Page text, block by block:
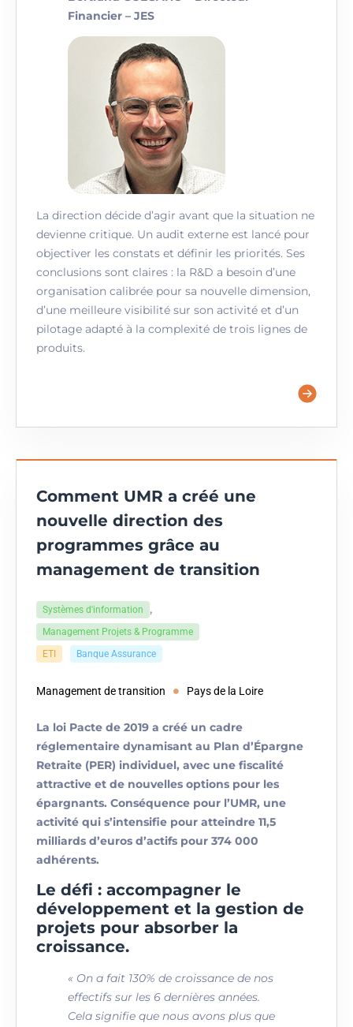
Financier – JES
La direction décide d’agir avant que la situation ne
devienne critique. Un audit externe est lancé pour
objectiver les constats et définir les priorités. Ses
conclusions sont claires : la R&D a besoin d’une
organisation calibrée pour sa nouvelle dimension,
d’une meilleure visibilité sur son activité et d’un
pilotage adapté à la complexité de trois lignes de
produits.
Comment UMR a créé une
nouvelle direction des
programmes grâce au
management de transition
Systèmes d'information ,
Management Projets & Programme
ETI
Banque Assurance
Management de transition Pays de la Loire
La loi Pacte de 2019 a créé un cadre
réglementaire dynamisant au Plan d’Épargne
Retraite (PER) individuel, avec une fiscalité
attractive et de nouvelles options pour les
épargnants. Conséquence pour l’UMR, une
activité qui s’intensifie pour atteindre 11,5
milliards d’euros d’actifs pour 374 000
adhérents.
Le défi : accompagner le
développement et la gestion de
projets pour absorber la
croissance.
« On a fait 130% de croissance de nos
effectifs sur les 6 dernières années.
Cela signifie que nous avons plus que